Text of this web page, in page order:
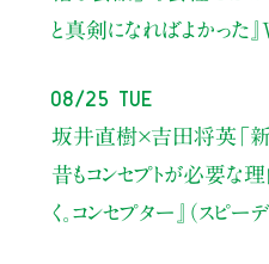
と真剣になればよかった
08/25 Tue
坂井直樹×吉田将英「
昔もコンセプトが必要な理
く。コンセプター』（スピ